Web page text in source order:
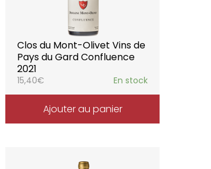
Clos du Mont-Olivet Vins de
Pays du Gard Confluence
2021
15,40€ En stock
Ajouter au panier